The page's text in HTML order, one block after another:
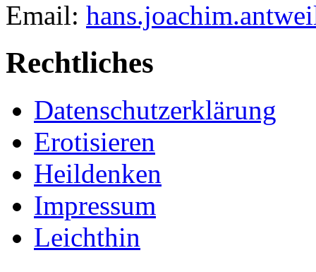
Email:
Rechtliches
Datenschutzerklärung
Erotisieren
Heildenken
Impressum
Leichthin